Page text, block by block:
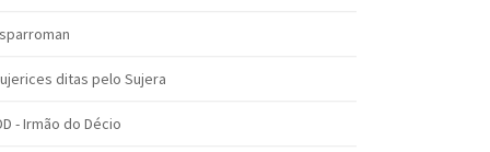
ditas pelo Sujera
- Irmão do Décio